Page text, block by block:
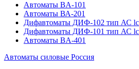
Автоматы BA-101
Автоматы ВА-201
Дифавтоматы ДИФ-102 тип АС
Дифавтоматы ДИФ-101 тип АС
Автоматы BA-401
Автоматы силовые Россия